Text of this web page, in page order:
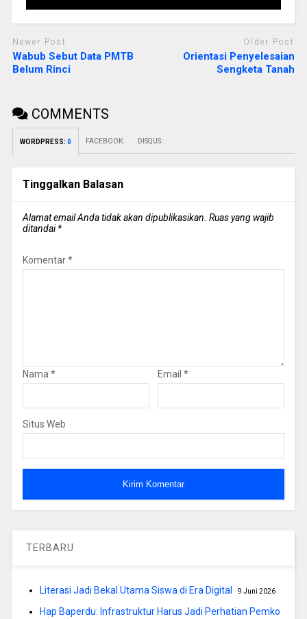
Newer Post
Wabub Sebut Data PMTB
Belum Rinci
Older Post
Orientasi Penyelesaian
Sengketa Tanah
COMMENTS
WORDPRESS: 0 FACEBOOK: DISQUS:
Tinggalkan Balasan
Alamat email Anda tidak akan dipublikasikan. Ruas yang wajib
ditandai*
Komentar*
Nama * Email *
Situs Web
TERBARU
Literasi Jadi Bekal Utama Siswa di Era Digital 9 Juni 2026
Hap Baperdu: Infrastruktur Harus Jadi Perhatian Pemko